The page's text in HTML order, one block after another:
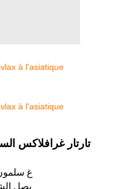
تارتار غرافلاكس